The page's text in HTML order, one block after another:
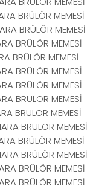
BRÜLÖR MEMESİ
BRÜLÖR MEMESİ
BRÜLÖR MEMESİ
BRÜLÖR MEMESİ
BRÜLÖR MEMESİ
BRÜLÖR MEMESİ
BRÜLÖR MEMESİ
BRÜLÖR MEMESİ
BRÜLÖR MEMESİ
BRÜLÖR MEMESİ
BRÜLÖR MEMESİ
BRÜLÖR MEMESİ
BRÜLÖR MEMESİ